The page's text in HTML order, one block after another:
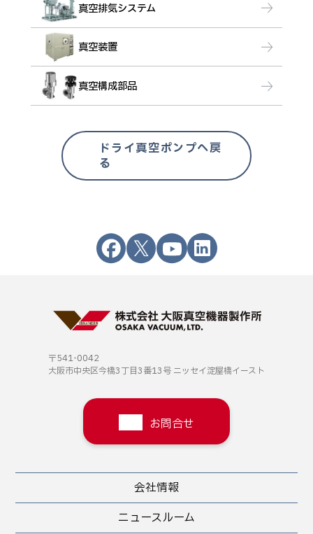
真空排気システム
真空装置
真空構成部品
ドライ真空ポンプへ戻
る
〒541-0042
大阪市中央区今橋3丁目3番13号 ニッセイ淀屋橋イースト
お問合せ
会社情報
ニュースルーム